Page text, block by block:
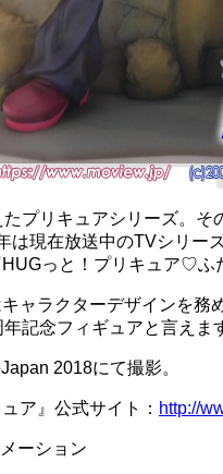
プリキュアシリーズ。
は現在放送中のTVシリー
っと！プリキュア♡ふ
ャラクターデザインを
記念フィギュアと言えま
2018にて撮影。
ア』公式サイト： http://
ーション